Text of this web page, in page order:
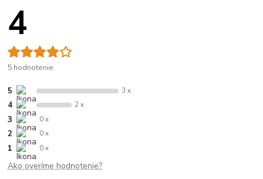
4
5 hodnotenie
5 3 x
4 2 x
3 0 x
2 0 x
1 0 x
Ako overíme hodnotenie?